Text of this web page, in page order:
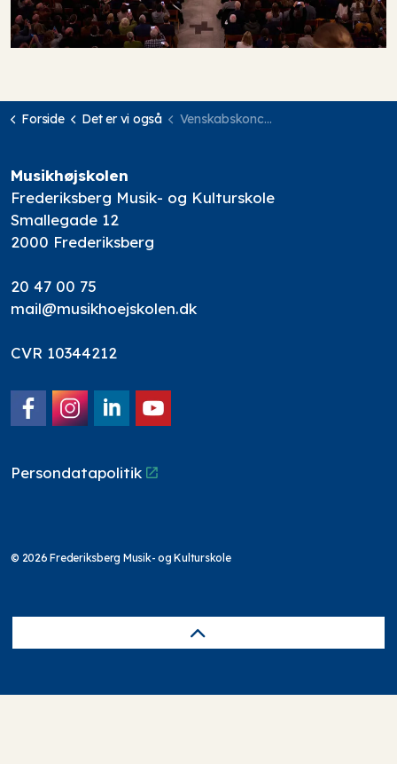
Forside Det er vi også Venskabskoncerter med Copenhagen Phil
Musikhøjskolen
Frederiksberg Musik- og Kulturskole
Smallegade 12
2000 Frederiksberg
20 47 00 75
mail@musikhoejskolen.dk
CVR 10344212
Persondatapolitik
© 2026 Frederiksberg Musik- og Kulturskole